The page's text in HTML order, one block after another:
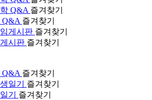
Q&A 즐겨찾기
Q&A 즐겨찾기
게시판 즐겨찾기
시판 즐겨찾기
Q&A 즐겨찾기
일기
즐겨찾기
기
즐겨찾기